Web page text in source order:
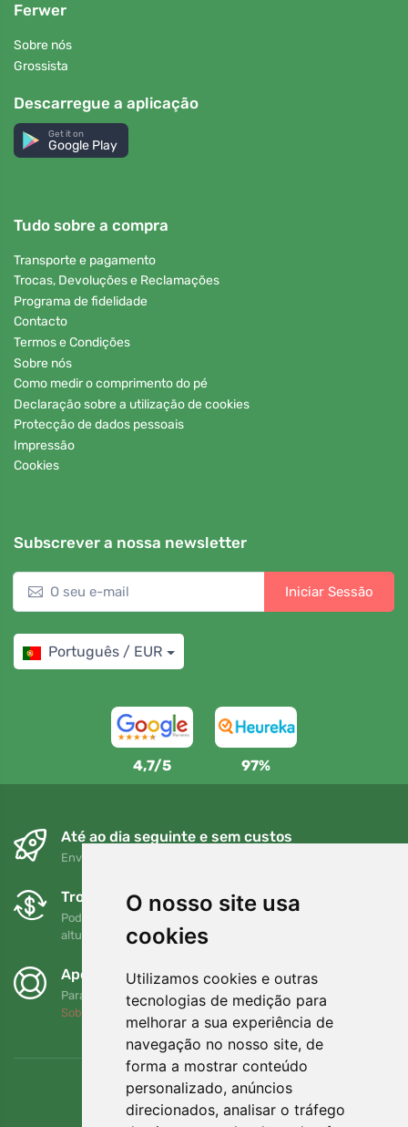
O nosso site usa
cookies
Utilizamos cookies e outras
tecnologias de medição para
melhorar a sua experiência de
navegação no nosso site, de
forma a mostrar conteúdo
personalizado, anúncios
direcionados, analisar o tráfego
Ferwer
Sobre nós
Grossista
Descarregue a aplicação
Get it on
Google Play
Tudo sobre a compra
Transporte e pagamento
Trocas, Devoluções e Reclamações
Programa de fidelidade
Contacto
Termos e Condições
Sobre nós
Como medir o comprimento do pé
Declaração sobre a utilização de cookies
Protecção de dados pessoais
Impressão
Cookies
Subscrever a nossa newsletter
Iniciar Sessão
Português / EUR
4,7/5 97%
Até ao dia seguinte e sem custos
Envio gratuito para encomendas superiores a 80 EUR
Trocas e devoluções gratuitas
Pode devolver ou trocar a sua encomenda em qualquer
altura no prazo de 90 dias
Apoiamos a Trees.org
Para cada encomenda plantamos uma árvore! Leia mais
Sobre nós